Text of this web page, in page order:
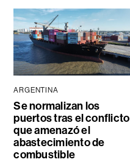
ARGENTINA
Se normalizan los
puertos tras el conflicto
que amenazó el
abastecimiento de
combustible